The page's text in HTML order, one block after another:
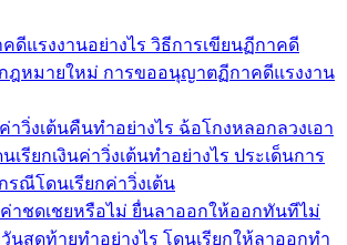
ดีแรงงานอย่างไร วิธีการเขียนฏีกาคดี
ฎหมายใหม่ การขออนุญาตฏีกาคดีแรงงาน
ค่าวิ่งเต้นคืนทำอย่างไร ฉ้อโกงหลอกลวงเอา
นเรียกเงินค่าวิ่งเต้นทำอย่างไร ประเด็นการ
ณีโดนเรียกค่าวิ่งเต้น
าชดเชยหรือไม่ ยื่นลาออกให้ออกทันทีไม่
วันสุดท้ายทำอย่างไร โดนเรียกให้ลาออกทำ